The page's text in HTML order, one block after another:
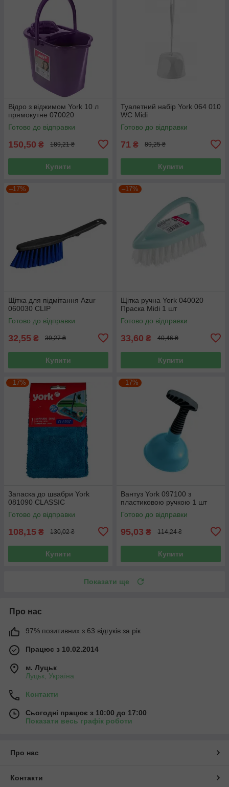
Відро з віджимом York 10 л
прямокутне 070020
Готово до відправки
150,50 ₴ 189,21 ₴
Купити
Туалетний набір York 064 010
WC Midi
Готово до відправки
71 ₴ 89,25 ₴
Купити
–17%
Щітка для підмітання Azur
060030 CLIP
Готово до відправки
32,55 ₴ 39,27 ₴
Купити
–17%
Щітка ручна York 040020
Праска Midi 1 шт
Готово до відправки
33,60 ₴ 40,46 ₴
Купити
–17%
Запаска до швабри York
081090 CLASSIC
Готово до відправки
108,15 ₴ 130,02 ₴
Купити
–17%
Вантуз York 097100 з
пластиковою ручкою 1 шт
Готово до відправки
95,03 ₴ 114,24 ₴
Купити
Показати ще
Про нас
97% позитивних з 63 відгуків за рік
Працює з 10.02.2014
м. Луцьк
Луцьк, Україна
Контакти
Сьогодні працює з 10:00 до 17:00
Показати весь графік роботи
Про нас
Контакти